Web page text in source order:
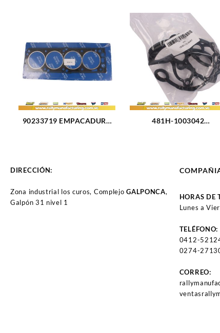
FORD FESTIVA (2328)
90233719 EMPACADURA
481H-1003042
DIRECCIÓN:
Zona industrial los curos, ComplejoGALPONCA,
Galpón 31 nivel 1
HORAS DE
Lunes a
TELÉFONO:
0412-
0274-
CORREO: